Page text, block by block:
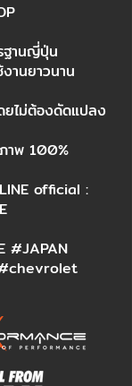
ฐานญี่ปุ่น
านยาวนาน
ยไม่ต้องดัดแปลง
าพ 100%
official :
#JAPAN